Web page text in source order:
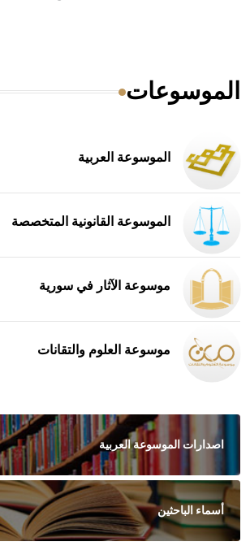
الموسوعات
الموسوعة العربية
الموسوعة القانونية المتخصصة
موسوعة الآثار في سورية
موسوعة العلوم والتقانات
اصدارات الموسوعة العربية
أسماء الباحثين